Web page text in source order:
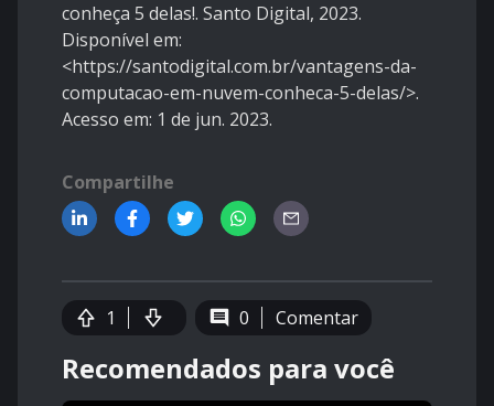
conheça 5 delas!. Santo Digital, 2023.
Disponível em:
<https://santodigital.com.br/vantagens-da-
computacao-em-nuvem-conheca-5-delas/>.
Acesso em: 1 de jun. 2023.
Compartilhe
1 0 Comentar
Recomendados para você